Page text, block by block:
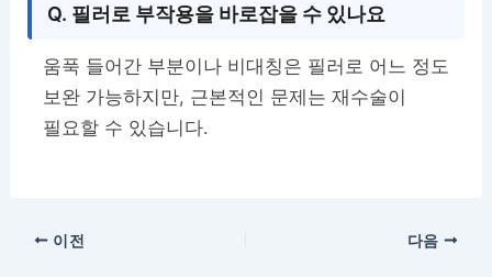
Q. 필러로 부작용을 바로잡을 수 있나요
움푹 들어간 부분이나 비대칭은 필러로 어느 정도
보완 가능하지만, 근본적인 문제는 재수술이
필요할 수 있습니다.
이전 다음